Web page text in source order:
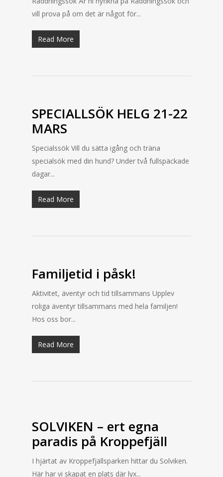
vill prova på om det är något för...
Read More
SPECIALLSÖK HELG 21-22
MARS
Specialssök Vill du sätta igång och träna
specialsök med din hund? Under två fullspäckade
dagar...
Read More
Familjetid i påsk!
Aktivitet, äventyr och tid tillsammans Upplev
roliga äventyr tillsammans med hela familjen!
Hos oss bor...
Read More
SOLVIKEN – ert egna
paradis på Kroppefjäll
I hjärtat av Kroppefjällsparken hittar du Solviken.
Här har vi skapat en plats där lyx...